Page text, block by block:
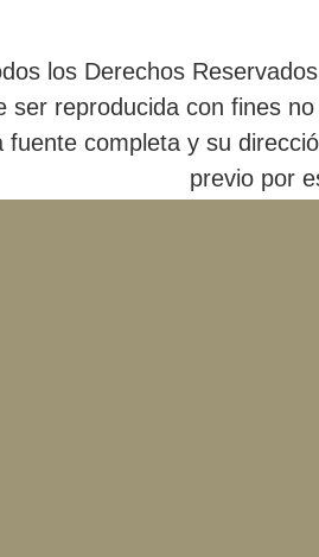
los Derechos
ser reproducida con fines
fuente completa y su
previo por